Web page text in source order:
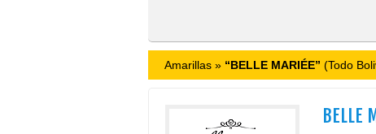
Amarillas » “BELLE MARIÉE” (Todo
BELLE